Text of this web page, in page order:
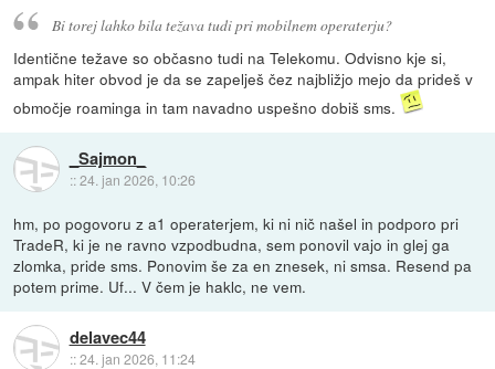
Bi torej lahko bila težava tudi pri mobilnem operaterju?
Identične težave so občasno tudi na Telekomu. Odvisno kje si,
ampak hiter obvod je da se zapelješ čez najbližjo mejo da prideš v
območje roaminga in tam navadno uspešno dobiš sms.
_Sajmon_
::24. jan 2026, 10:26
hm, po pogovoru z a1 operaterjem, ki ni nič našel in podporo pri
TradeR, ki je ne ravno vzpodbudna, sem ponovil vajo in glej ga
zlomka, pride sms. Ponovim še za en znesek, ni smsa. Resend pa
potem prime. Uf... V čem je haklc, ne vem.
delavec44
::24. jan 2026, 11:24